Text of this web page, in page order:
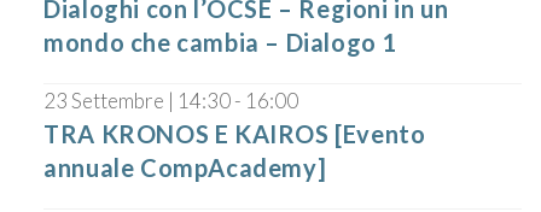
Dialoghi con l’OCSE – Regioni in un
mondo che cambia – Dialogo 1
23 Settembre | 14:30- 16:00
TRA KRONOS E KAIROS [Evento
annuale CompAcademy]